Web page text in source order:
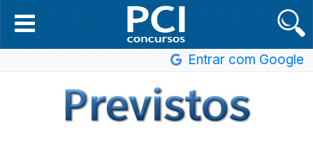
Entrar com Google